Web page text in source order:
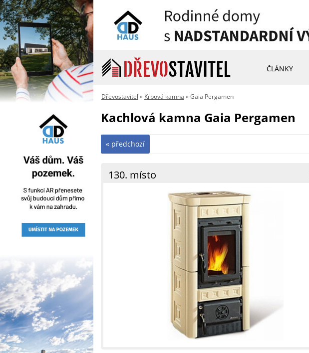
ČLÁNKY
Dřevostavitel » Krbová kamna » Gaia Pergamen
Kachlová kamna Gaia Pergamen
« předchozí
130. místo